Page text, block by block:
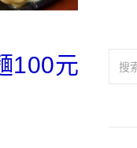
100元